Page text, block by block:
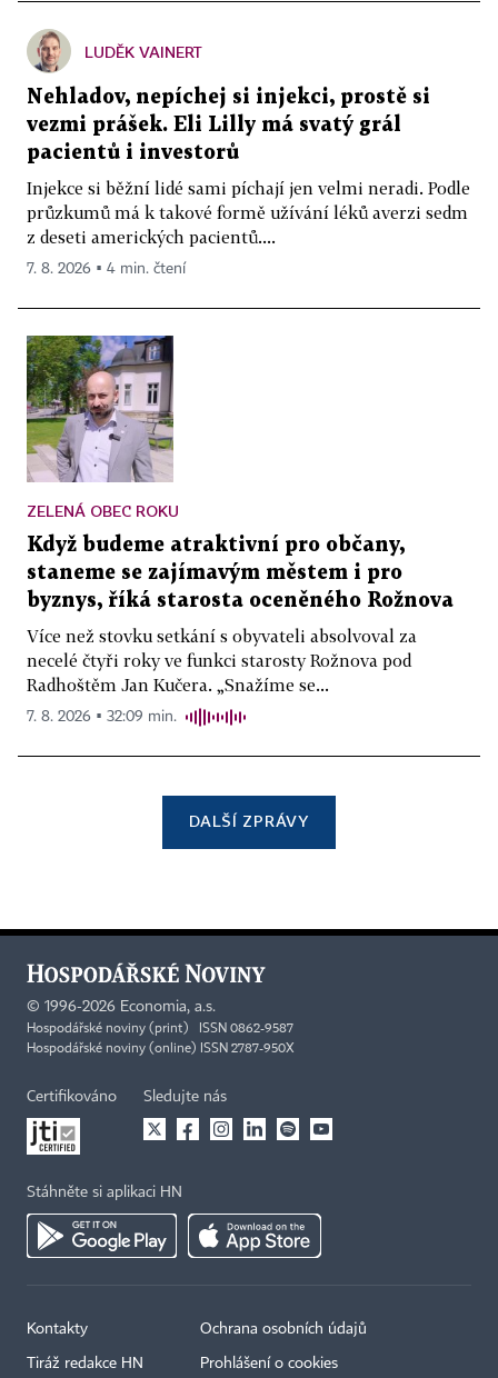
LUDĚK VAINERT
Nehladov, nepíchej si injekci, prostě si
vezmi prášek. Eli Lilly má svatý grál
pacientů i investorů
Injekce si běžní lidé sami píchají jen velmi neradi. Podle
průzkumů má k takové formě užívání léků averzi sedm
z deseti amerických pacientů....
7. 8. 2026 ▪ 4 min. čtení
ZELENÁ OBEC ROKU
Když budeme atraktivní pro občany,
staneme se zajímavým městem i pro
byznys, říká starosta oceněného Rožnova
Více než stovku setkání s obyvateli absolvoval za
necelé čtyři roky ve funkci starosty Rožnova pod
Radhoštěm Jan Kučera. „Snažíme se...
7. 8. 2026 ▪ 32:09 min.
DALŠÍ ZPRÁVY
© 1996-2026 Economia, a.s.
Hospodářské noviny (print) ISSN 0862-9587
Hospodářské noviny (online) ISSN 2787-950X
Certifikováno Sledujte nás
Stáhněte si aplikaci HN
Kontakty
Tiráž redakce HN
Ochrana osobních údajů
Prohlášení o cookies